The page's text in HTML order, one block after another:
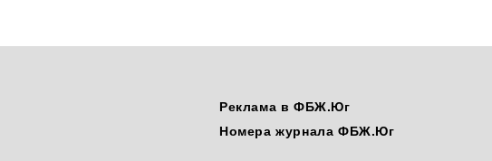
Реклама в ФБЖ.Юг
Номера журнала ФБЖ.Юг